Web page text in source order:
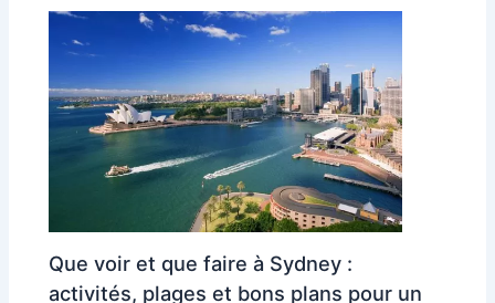
Que voir et que faire à Sydney :
activités, plages et bons plans pour un